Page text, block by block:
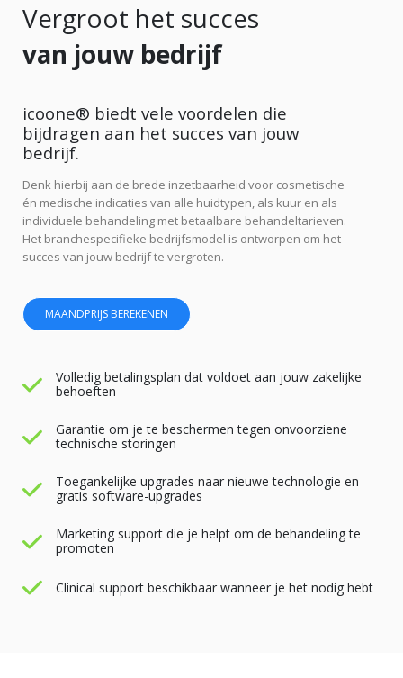
Vergroot het succes
van jouw bedrijf
icoone® biedt vele voordelen die
bijdragen aan het succes van jouw
bedrijf.
Denk hierbij aan de brede inzetbaarheid voor cosmetische
én medische indicaties van alle huidtypen, als kuur en als
individuele behandeling met betaalbare behandeltarieven.
Het branchespecifieke bedrijfsmodel is ontworpen om het
succes van jouw bedrijf te vergroten.
MAANDPRIJS BEREKENEN
Volledig betalingsplan dat voldoet aan jouw zakelijke
behoeften
Garantie om je te beschermen tegen onvoorziene
technische storingen
Toegankelijke upgrades naar nieuwe technologie en
gratis software-upgrades
Marketing support die je helpt om de behandeling te
promoten
Clinical support beschikbaar wanneer je het nodig hebt